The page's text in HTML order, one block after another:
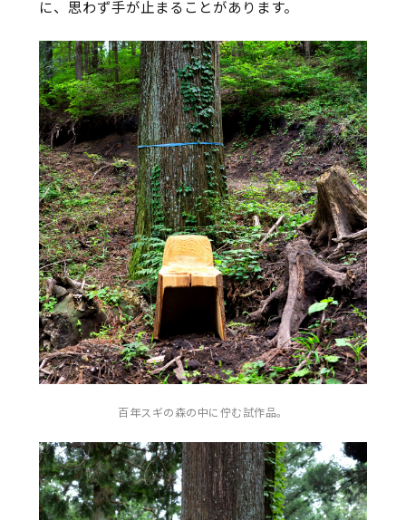
に、思わず手が止まることがあります。
百年スギの森の中に佇む試作品。